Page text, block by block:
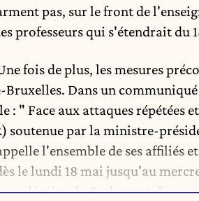
pas, sur le front de
professeurs qui s'étendrait du
fois de plus, les mesures
Dans un
: " Face aux attaques répétées
soutenue par la ministre-
l'ensemble de ses affiliés
le lundi 18 mai jusqu'au
plénière du Parlement. "